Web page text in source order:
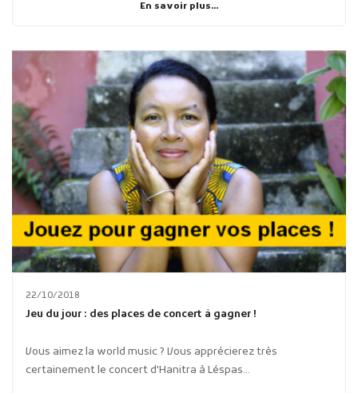
En savoir plus...
22/10/2018
Jeu du jour : des places de concert à gagner !
Vous aimez la world music ? Vous apprécierez très
certainement le concert d'Hanitra à Léspas...